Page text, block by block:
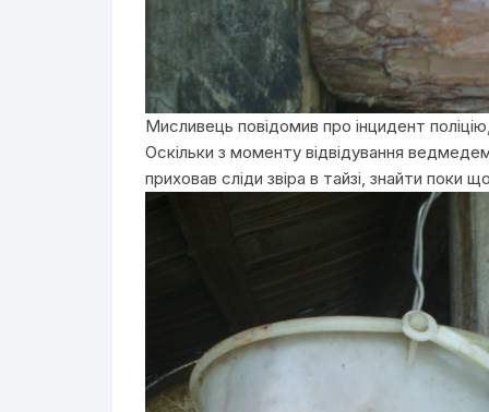
Мисливець повідомив про інцидент
Оскільки з моменту відвідування
приховав сліди звіра в тайзі, знайти поки